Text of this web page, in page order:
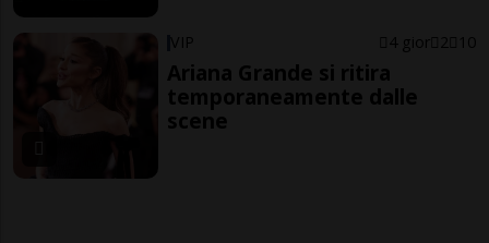
VIP 4 gior 2 10
Ariana Grande si ritira
temporaneamente dalle
scene